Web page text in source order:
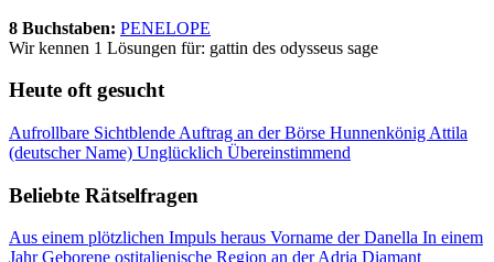
8 Buchstaben: PENELOPE
Wir kennen 1 Lösungen für: gattin des odysseus sage
Heute oft gesucht
Aufrollbare Sichtblende Auftrag an der Börse Hunnenkönig Attila
(deutscher Name) Unglücklich Übereinstimmend
Beliebte Rätselfragen
Aus einem plötzlichen Impuls heraus Vorname der Danella In einem
Jahr Geborene ostitalienische Region an der Adria Diamant